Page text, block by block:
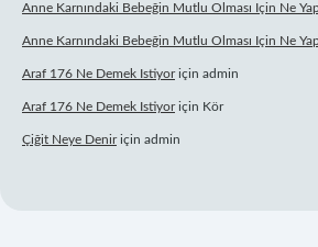
Anne Karnındaki Bebeğin Mutlu Olması Için Ne
Anne Karnındaki Bebeğin Mutlu Olması Için Ne
Araf 176 Ne Demek Istiyoriçin admin
Araf 176 Ne Demek Istiyoriçin Kör
Çiğit Neye Deniriçin admin